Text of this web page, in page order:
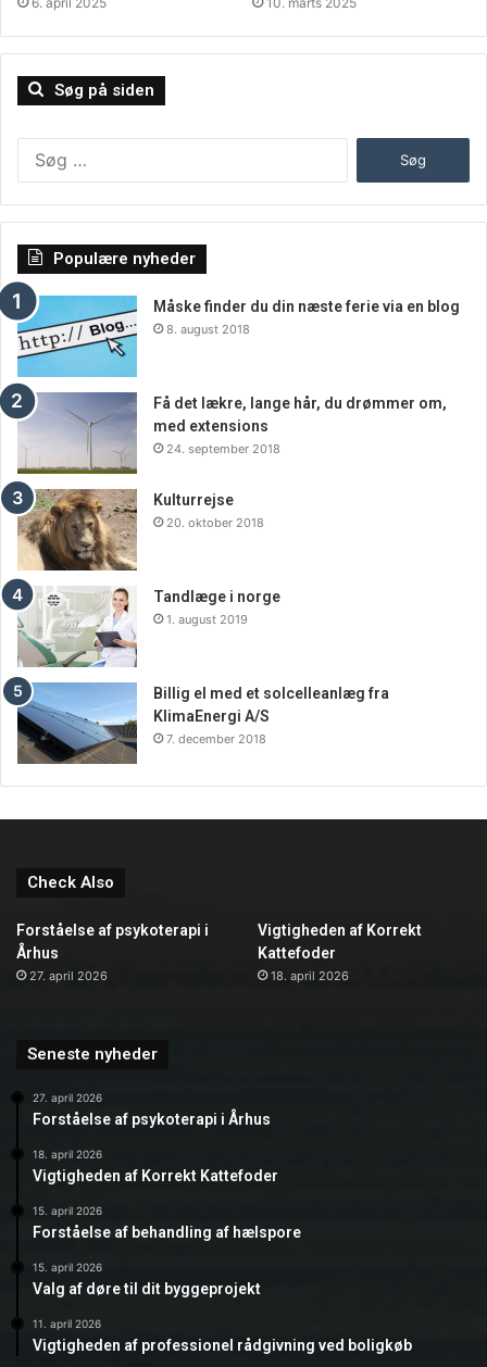
Søg på siden
Populære nyheder
Måske finder du din næste ferie via en blog
8. august 2018
Få det lækre, lange hår, du drømmer om,
med extensions
24. september 2018
Kulturrejse
20. oktober 2018
Tandlæge i norge
1. august 2019
Billig el med et solcelleanlæg fra
KlimaEnergi A/S
7. december 2018
Check Also
Forståelse af psykoterapi i
Århus
27. april 2026
Vigtigheden af Korrekt
Kattefoder
18. april 2026
Seneste nyheder
27. april 2026
Forståelse af psykoterapi i Århus
18. april 2026
Vigtigheden af Korrekt Kattefoder
15. april 2026
Forståelse af behandling af hælspore
15. april 2026
Valg af døre til dit byggeprojekt
11. april 2026
Vigtigheden af professionel rådgivning ved boligkøb